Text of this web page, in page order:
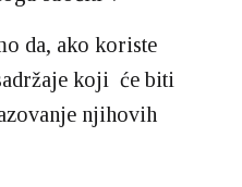
da, ako koriste
koji će biti
njihovih